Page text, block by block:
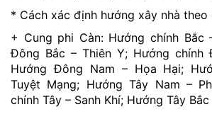
* Cách xác định hướng xây nhà theo
+ Cung phi Càn: Hướng chính Bắc
Đông Bắc – Thiên Y; Hướng chính
Hướng Đông Nam – Họa Hại;
Tuyệt Mạng; Hướng Tây Nam –
chính Tây – Sanh Khí; Hướng Tây Bắc